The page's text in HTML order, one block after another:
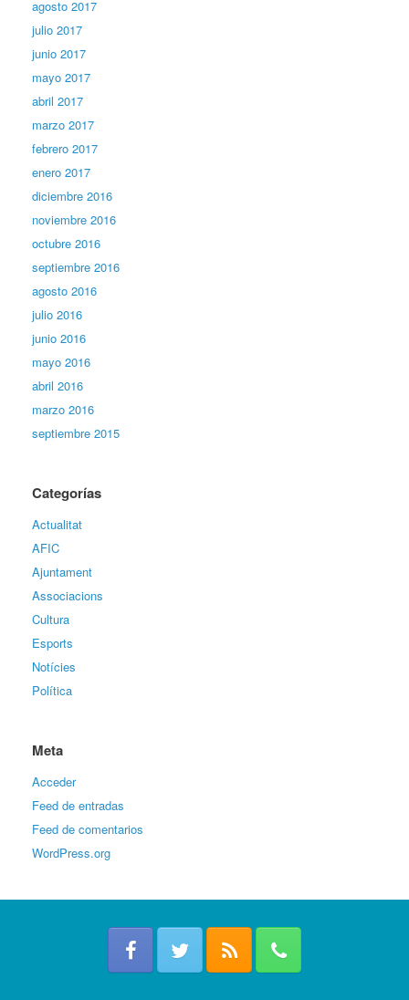
agosto 2017
julio 2017
junio 2017
mayo 2017
abril 2017
marzo 2017
febrero 2017
enero 2017
diciembre 2016
noviembre 2016
octubre 2016
septiembre 2016
agosto 2016
julio 2016
junio 2016
mayo 2016
abril 2016
marzo 2016
septiembre 2015
Categorías
Actualitat
AFIC
Ajuntament
Associacions
Cultura
Esports
Notícies
Política
Meta
Acceder
Feed de entradas
Feed de comentarios
WordPress.org